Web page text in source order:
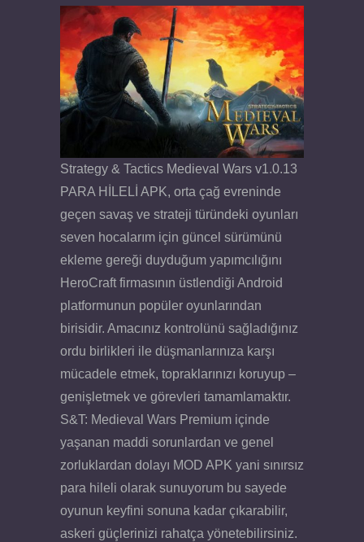
Strategy & Tactics Medieval Wars v1.0.13
PARA HİLELİ APK, orta çağ evreninde
geçen savaş ve strateji türündeki oyunları
seven hocalarım için güncel sürümünü
ekleme gereği duyduğum yapımcılığını
HeroCraft firmasının üstlendiği Android
platformunun popüler oyunlarından
birisidir. Amacınız kontrolünü sağladığınız
ordu birlikleri ile düşmanlarınıza karşı
mücadele etmek, topraklarınızı koruyup –
genişletmek ve görevleri tamamlamaktır.
S&T: Medieval Wars Premium içinde
yaşanan maddi sorunlardan ve genel
zorluklardan dolayı MOD APK yani sınırsız
para hileli olarak sunuyorum bu sayede
oyunun keyfini sonuna kadar çıkarabilir,
askeri güçlerinizi rahatça yönetebilirsiniz.